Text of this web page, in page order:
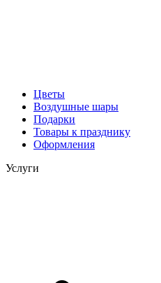
Цветы
Воздушные шары
Подарки
Товары к празднику
Оформления
Услуги